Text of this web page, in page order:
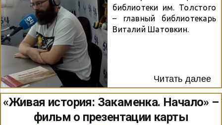
библиотеки им. Толстого
– главный библиотекарь
Виталий Шатовкин.
Читать далее
«Живая история: Закаменка. Начало» –
фильм о презентации карты